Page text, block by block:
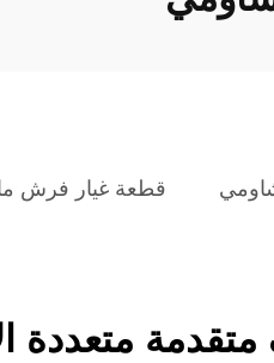
قطعة غيار فرش
متقدمة متعددة